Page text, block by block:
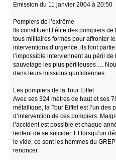
Emission du 11 janvier 2004 à 20:50
Pompiers de l’extrême
Ils constituent l’élite des pompiers
tous militaires formés pour affronter
interventions d’urgence, ils font
l’impossible interviennent au péril
sauvetage les plus périlleuses….
dans leurs missions quotidiennes.
Les pompiers de la Tour Eiffel
Avec ses 324 mètres de haut et ses
métallique, la Tour Eiffel est l’un des
d’intervention de ces pompiers.
l’accident est possible et chaque
tentent de se suicider. Et lorsqu’un
le vide, ce sont les hommes du
renoncer.